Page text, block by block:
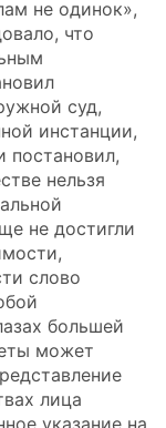
не одинок»,
что
суд,
инстанции,
постановил,
нельзя
не достигли
слово
большей
может
лица
указание на